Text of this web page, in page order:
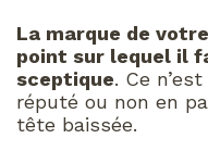
La marque de
point sur lequel il
sceptique. Ce
réputé ou non en
tête baissée.